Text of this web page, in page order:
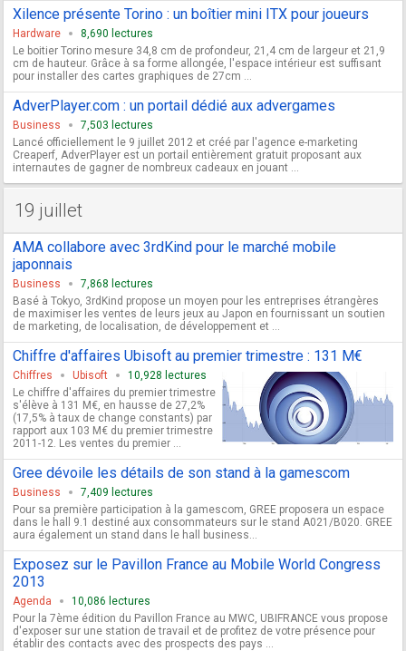
Xilence présente Torino : un boîtier mini ITX pour joueurs
Hardware
8,690 lectures
Le boitier Torino mesure 34,8 cm de profondeur, 21,4 cm de largeur et 21,9
cm de hauteur. Grâce à sa forme allongée, l'espace intérieur est suffisant
pour installer des cartes graphiques de 27cm ...
AdverPlayer.com : un portail dédié aux advergames
Business
7,503 lectures
Lancé officiellement le 9 juillet 2012 et créé par l'agence e-marketing
Creaperf, AdverPlayer est un portail entièrement gratuit proposant aux
internautes de gagner de nombreux cadeaux en jouant ...
19 juillet
AMA collabore avec 3rdKind pour le marché mobile
japonnais
Business
7,868 lectures
Basé à Tokyo, 3rdKind propose un moyen pour les entreprises étrangères
de maximiser les ventes de leurs jeux au Japon en fournissant un soutien
de marketing, de localisation, de développement et ...
Chiffre d'affaires Ubisoft au premier trimestre : 131 M€
Chiffres Ubisoft
10,928 lectures
Le chiffre d'affaires du premier trimestre
s'élève à 131 M€, en hausse de 27,2%
(17,5% à taux de change constants) par
rapport aux 103 M€ du premier trimestre
2011-12. Les ventes du premier ...
Gree dévoile les détails de son stand à la gamescom
Business
7,409 lectures
Pour sa première participation à la gamescom, GREE proposera un espace
dans le hall 9.1 destiné aux consommateurs sur le stand A021/B020. GREE
aura également un stand dans le hall business...
Exposez sur le Pavillon France au Mobile World Congress
2013
Agenda
10,086 lectures
Pour la 7ème édition du Pavillon France au MWC, UBIFRANCE vous propose
d'exposer sur une station de travail et de profitez de votre présence pour
établir des contacts avec des prospects des pays ...